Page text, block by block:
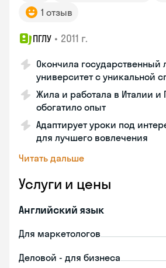
1 отзыв
ПГЛУ • 2011 г.
Окончила государственный
университет с уникальной
Жила и работала в Италии и
обогатило опыт
Адаптирует уроки под
для лучшего вовлечения
Читать дальше
Услуги и цены
Английский язык
Для маркетологов
Деловой - для бизнеса